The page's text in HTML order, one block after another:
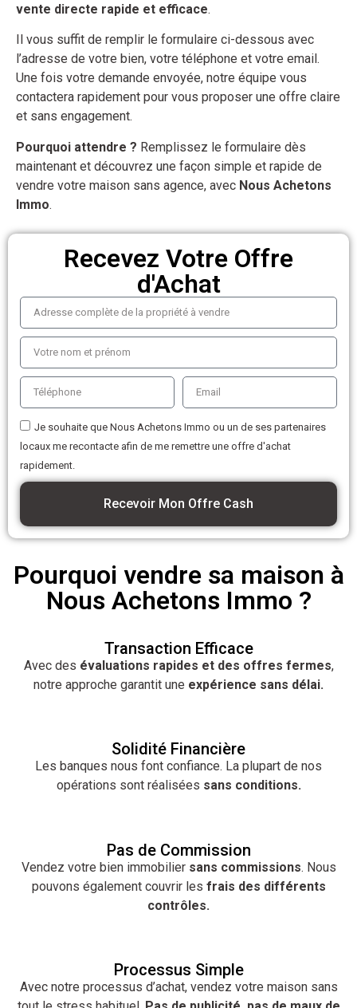
vente directe rapide et efficace.
Il vous suffit de remplir le formulaire ci-dessous avec
l’adresse de votre bien, votre téléphone et votre email.
Une fois votre demande envoyée, notre équipe vous
contactera rapidement pour vous proposer une offre claire
et sans engagement.
Pourquoi attendre ? Remplissez le formulaire dès
maintenant et découvrez une façon simple et rapide de
vendre votre maison sans agence, avec Nous Achetons
Immo.
Recevez Votre Offre
d'Achat
Je souhaite que Nous Achetons Immo ou un de ses partenaires
locaux me recontacte afin de me remettre une offre d'achat
rapidement.
Recevoir Mon Offre Cash
Pourquoi vendre sa maison à
Nous Achetons Immo ?
Transaction Efficace
Avec des évaluations rapides et des offres fermes,
notre approche garantit une expérience sans délai.
Solidité Financière
Les banques nous font confiance. La plupart de nos
opérations sont réalisées sans conditions.
Pas de Commission
Vendez votre bien immobilier sans commissions. Nous
pouvons également couvrir les frais des différents
contrôles.
Processus Simple
Avec notre processus d’achat, vendez votre maison sans